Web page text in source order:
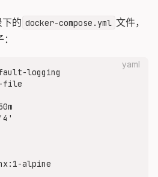
下的 docker-compose.yml 文件，
yaml
logging
file
alpine